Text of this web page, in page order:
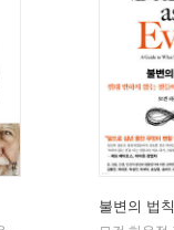
불변의 법칙